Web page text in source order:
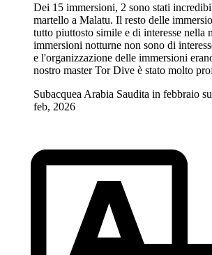
Dei 15 immersioni, 2 sono stati
martello a Malatu. Il resto delle
tutto piuttosto simile e di interesse nella
immersioni notturne non sono di
e l'organizzazione delle immersioni
nostro master Tor Dive è stato molto
Subacquea Arabia Saudita in febbraio
feb, 2026